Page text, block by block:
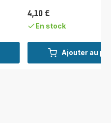
Ajouter au
Prix
4,10 €
En stock